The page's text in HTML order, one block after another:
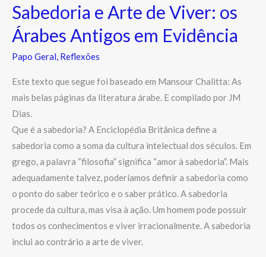
Sabedoria e Arte de Viver: os
Árabes Antigos em Evidência
Papo Geral, Reflexões
Este texto que segue foi baseado em Mansour Chalitta: As
mais belas páginas da literatura árabe. E compilado por JM
Dias.
Que é a sabedoria? A Enciclopédia Britânica define a
sabedoria como a soma da cultura intelectual dos séculos. Em
grego, a palavra “filosofia” significa “amor à sabedoria”. Mais
adequadamente talvez, poderíamos definir a sabedoria como
o ponto do saber teórico e o saber prático. A sabedoria
procede da cultura, mas visa à ação. Um homem pode possuir
todos os conhecimentos e viver irracionalmente. A sabedoria
inclui ao contrário a arte de viver.